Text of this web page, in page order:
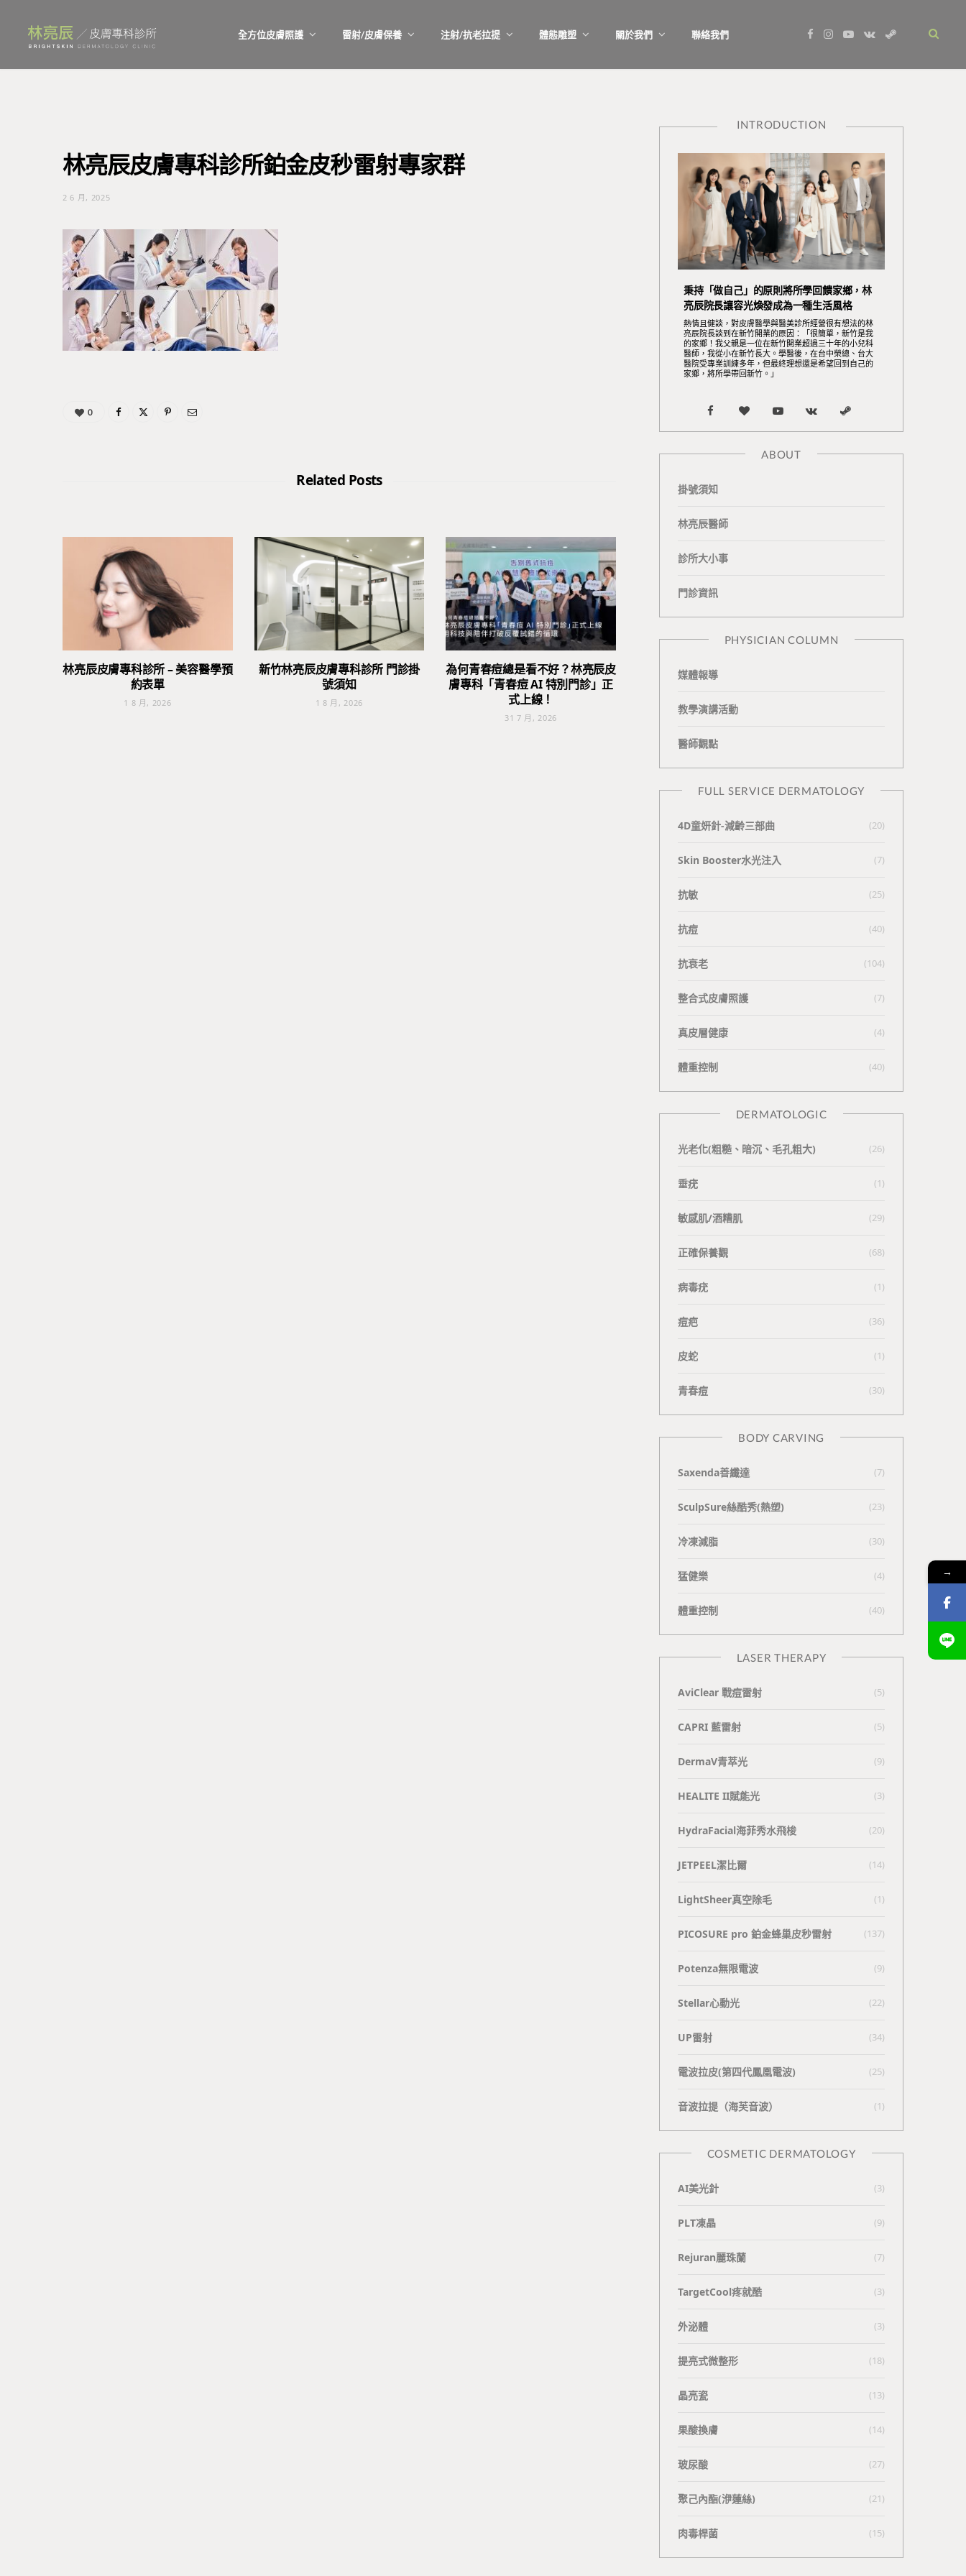
全方位皮膚照護 雷射/皮膚保養 注射/抗老拉提 體態雕塑 關於我們 聯絡我們
I
Y
V
S
林亮辰皮膚專科診所鉑金皮秒雷射專家群
2 6 月, 2025
0
Related Posts
林亮辰皮膚專科診所 – 美容醫學預
約表單
1 8 月, 2026
新竹林亮辰皮膚專科診所 門診掛
號須知
1 8 月, 2026
為何青春痘總是看不好？林亮辰皮
膚專科「青春痘 AI 特別門診」正
式上線！
31 7 月, 2026
INTRODUCTION
秉持「做自己」的原則將所學回饋家鄉，林
亮辰院長讓容光煥發成為一種生活風格
熱情且健談，對皮膚醫學與醫美診所經營很有想法的林
亮辰院長談到在新竹開業的原因：「很簡單，新竹是我
的家鄉！我父親是一位在新竹開業超過三十年的小兒科
醫師，我從小在新竹長大。學醫後，在台中榮總、台大
醫院受專業訓練多年，但最終理想還是希望回到自己的
家鄉，將所學帶回新竹。」
F
a
e
b
k
B
l
n
Y
o
u
V
K
e
S
t
ABOUT
掛號須知
林亮辰醫師
診所大小事
門診資訊
PHYSICIAN COLUMN
媒體報導
教學演講活動
醫師觀點
FULL SERVICE DERMATOLOGY
4D童妍針-減齡三部曲 (20)
Skin Booster水光注入 (7)
抗敏 (25)
抗痘 (40)
抗衰老 (104)
整合式皮膚照護 (7)
真皮層健康 (4)
體重控制 (40)
DERMATOLOGIC
光老化(粗糙、暗沉、毛孔粗大) (26)
垂疣 (1)
敏感肌/酒糟肌 (29)
正確保養觀 (68)
病毒疣 (1)
痘疤 (36)
皮蛇 (1)
青春痘 (30)
BODY CARVING
Saxenda善纖達 (7)
SculpSure絲酷秀(熱塑) (23)
冷凍減脂 (30)
猛健樂 (4)
體重控制 (40)
LASER THERAPY
AviClear 戰痘雷射 (5)
CAPRI 藍雷射 (5)
DermaV青萃光 (9)
HEALITE II賦能光 (3)
HydraFacial海菲秀水飛梭 (20)
JETPEEL潔比爾 (14)
LightSheer真空除毛 (1)
PICOSURE pro 鉑金蜂巢皮秒雷射 (137)
Potenza無限電波 (9)
Stellar心動光 (22)
UP雷射 (34)
電波拉皮(第四代鳳凰電波) (25)
⾳波拉提（海芙⾳波） (1)
COSMETIC DERMATOLOGY
AI美光針 (3)
PLT凍晶 (9)
Rejuran麗珠蘭 (7)
TargetCool疼就酷 (3)
外泌體 (3)
提亮式微整形 (18)
晶亮瓷 (13)
果酸換膚 (14)
玻尿酸 (27)
聚己內酯(洢蓮絲) (21)
肉毒桿菌 (15)
→